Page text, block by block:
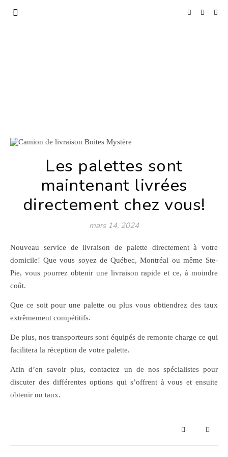
Les palettes sont
maintenant livrées
directement chez vous!
mars 14, 2024
Nouveau service de livraison de palette directement à votre
domicile! Que vous soyez de Québec, Montréal ou même Ste-
Pie, vous pourrez obtenir une livraison rapide et ce, à moindre
coût.
Que ce soit pour une palette ou plus vous obtiendrez des taux
extrêmement compétitifs.
De plus, nos transporteurs sont équipés de remonte charge ce qui
facilitera la réception de votre palette.
Afin d’en savoir plus, contactez un de nos spécialistes pour
discuter des différentes options qui s’offrent à vous et ensuite
obtenir un taux.